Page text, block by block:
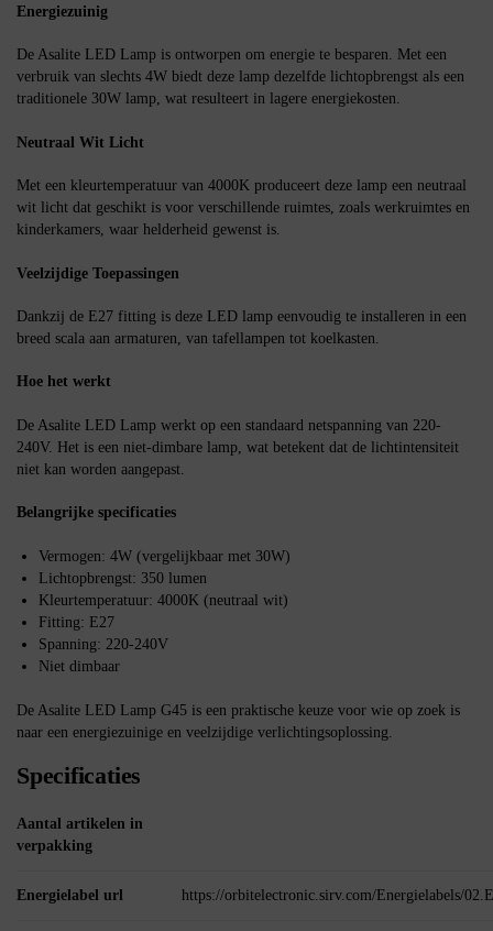
Energiezuinig
De Asalite LED Lamp is ontworpen om energie te besparen. Met een
verbruik van slechts 4W biedt deze lamp dezelfde lichtopbrengst als een
traditionele 30W lamp, wat resulteert in lagere energiekosten.
Neutraal Wit Licht
Met een kleurtemperatuur van 4000K produceert deze lamp een neutraal
wit licht dat geschikt is voor verschillende ruimtes, zoals werkruimtes en
kinderkamers, waar helderheid gewenst is.
Veelzijdige Toepassingen
Dankzij de E27 fitting is deze LED lamp eenvoudig te installeren in een
breed scala aan armaturen, van tafellampen tot koelkasten.
Hoe het werkt
De Asalite LED Lamp werkt op een standaard netspanning van 220-
240V. Het is een niet-dimbare lamp, wat betekent dat de lichtintensiteit
niet kan worden aangepast.
Belangrijke specificaties
Vermogen: 4W (vergelijkbaar met 30W)
Lichtopbrengst: 350 lumen
Kleurtemperatuur: 4000K (neutraal wit)
Fitting: E27
Spanning: 220-240V
Niet dimbaar
De Asalite LED Lamp G45 is een praktische keuze voor wie op zoek is
naar een energiezuinige en veelzijdige verlichtingsoplossing.
Specificaties
Aantal artikelen in
verpakking
Energielabel url https://orbitelectronic.sirv.com/Energielabels/